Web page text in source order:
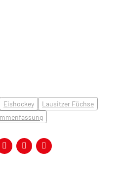
Eishockey
Lausitzer Füchse